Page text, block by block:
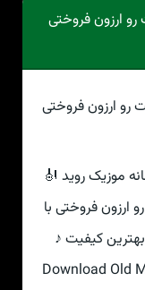
ارزون فروختی
موزیک روید 🎻
ارزون فروختی با
کیفیت ♪
Download Old